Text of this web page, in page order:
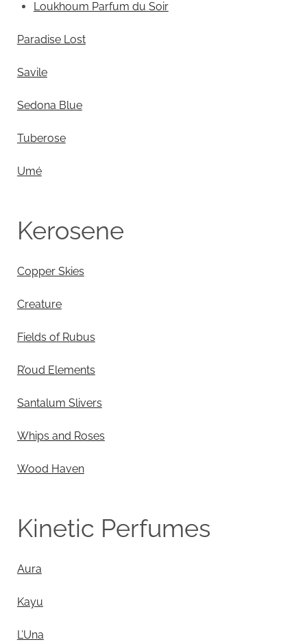
Loukhoum Parfum du Soir
Paradise Lost
Savile
Sedona Blue
Tuberose
Umé
Kerosene
Copper Skies
Creature
Fields of Rubus
R’oud Elements
Santalum Slivers
Whips and Roses
Wood Haven
Kinetic Perfumes
Aura
Kayu
L’Una